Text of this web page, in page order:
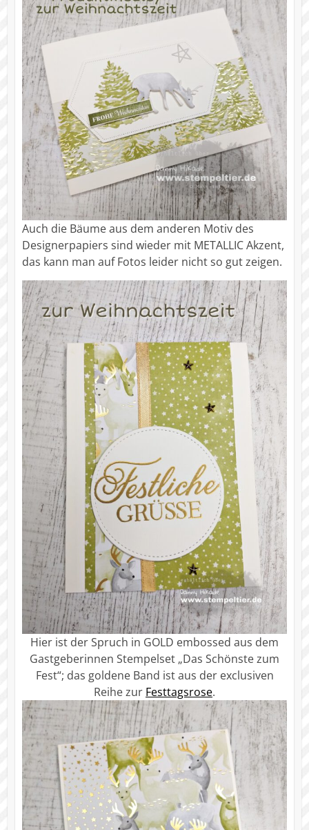
Auch die Bäume aus dem anderen Motiv des
Designerpapiers sind wieder mit METALLIC Akzent,
das kann man auf Fotos leider nicht so gut zeigen.
Hier ist der Spruch in GOLD embossed aus dem
Gastgeberinnen Stempelset „Das Schönste zum
Fest“; das goldene Band ist aus der exclusiven
Reihe zur Festtagsrose.